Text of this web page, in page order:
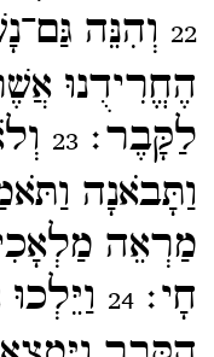
22 וְהִנֵּה
הֶחֱרִידֻנוּ
לַקָּבֶר׃23
וַתָּבֹאנָה
מַרְאֵה
חָי׃24